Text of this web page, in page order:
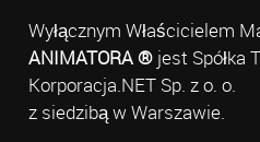
Wyłącznym Właścicielem
ANIMATORA ®jest Spółka
Korporacja.NET Sp. z o. o.
z siedzibą w Warszawie.